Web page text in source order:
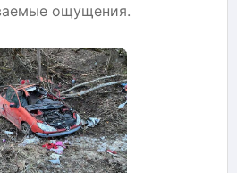
ощущения.